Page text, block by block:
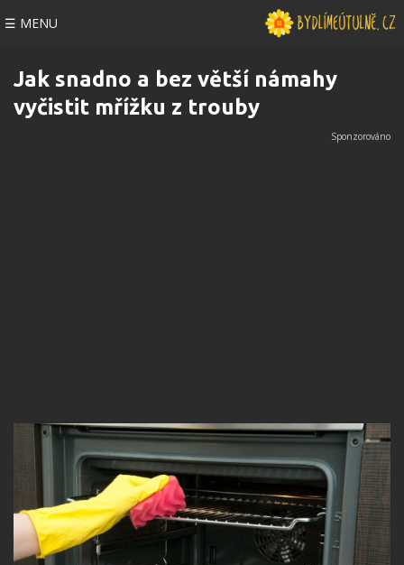
☰ MENU
Jak snadno a bez větší námahy
vyčistit mřížku z trouby